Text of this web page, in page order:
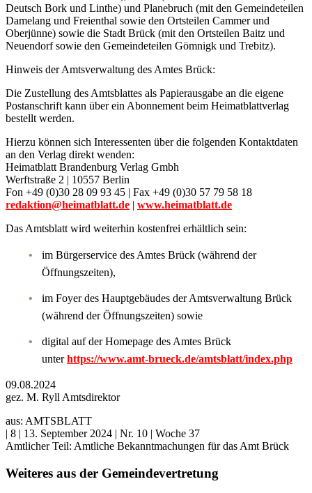
Deutsch Bork und Linthe) und Planebruch (mit den Gemeindeteilen
Damelang und Freienthal sowie den Ortsteilen Cammer und
Oberjünne) sowie die Stadt Brück (mit den Ortsteilen Baitz und
Neuendorf sowie den Gemeindeteilen Gömnigk und Trebitz).
Hinweis der Amtsverwaltung des Amtes Brück:
Die Zustellung des Amtsblattes als Papierausgabe an die eigene
Postanschrift kann über ein Abonnement beim Heimatblattverlag
bestellt werden.
Hierzu können sich Interessenten über die folgenden Kontaktdaten
an den Verlag direkt wenden:
Heimatblatt Brandenburg Verlag Gmbh
Werftstraße 2 | 10557 Berlin
Fon +49 (0)30 28 09 93 45 | Fax +49 (0)30 57 79 58 18
redaktion@heimatblatt.de | www.heimatblatt.de
Das Amtsblatt wird weiterhin kostenfrei erhältlich sein:
im Bürgerservice des Amtes Brück (während der
Öffnungszeiten),
im Foyer des Hauptgebäudes der Amtsverwaltung Brück
(während der Öffnungszeiten) sowie
digital auf der Homepage des Amtes Brück
unterhttps://www.amt-brueck.de/amtsblatt/index.php
09.08.2024
gez. M. Ryll Amtsdirektor
aus: AMTSBLATT
| 8 | 13. September 2024 | Nr. 10 | Woche 37
Amtlicher Teil: Amtliche Bekanntmachungen für das Amt Brück
Weiteres aus der Gemeindevertretung